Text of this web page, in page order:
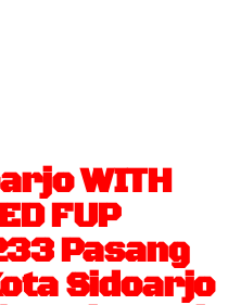
WITH
FUP
Pasang
Sidoarjo